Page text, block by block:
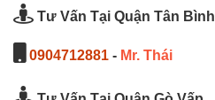
Tư Vấn Tại Quận Tân Bình
0904712881 - Mr. Thái